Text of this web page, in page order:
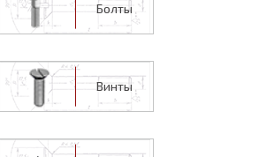
Болты
Винты